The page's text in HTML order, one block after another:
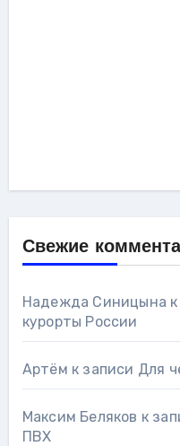
Свежие
Надежда Синицына
курорты России
Артём к записи Для
Максим Беляков к
ПВХ